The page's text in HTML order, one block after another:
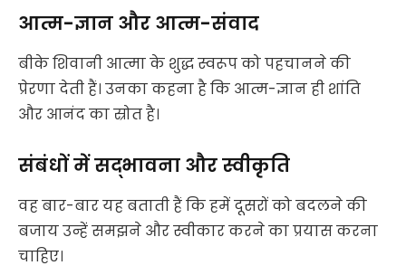
आत्म-ज्ञान और आत्म-संवाद
बीके शिवानी आत्मा के शुद्ध स्वरूप को पहचानने की
प्रेरणा देती हैं। उनका कहना है कि आत्म-ज्ञान ही शांति
और आनंद का स्रोत है।
संबंधों में सद्भावना और स्वीकृति
वह बार-बार यह बताती हैं कि हमें दूसरों को बदलने की
बजाय उन्हें समझने और स्वीकार करने का प्रयास करना
चाहिए।